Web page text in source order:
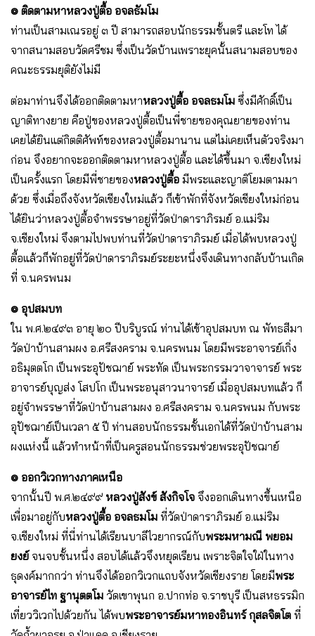
๏ ติดตามหาหลวงปู่ตื้อ อจลธัมโม
ท่านเป็นสามเณรอยู่ ๓ ปี สามารถสอบนักธรรมชั้นตรี และโท ได้
จากสนามสอบวัดศรีชม ซึ่งเป็นวัดบ้านเพราะยุคนั้นสนามสอบของ
คณะธรรมยุติยังไม่มี
ต่อมาท่านจึงได้ออกติดตามหาหลวงปู่ตื้อ อจลธมโม ซึ่งมีศักดิ์เป็น
ญาติทางยาย คือปู่ของหลวงปู่ตื้อเป็นพี่ชายของคุณยายของท่าน
เคยได้ยินแต่กิตติศัพท์ของหลวงปู่ตื้อมานาน แต่ไม่เคยเห็นตัวจริงมา
ก่อน จึงอยากจะออกติดตามหาหลวงปู่ตื้อ และได้ขึ้นมา จ.เชียงใหม่
เป็นครั้งแรก โดยมีพี่ชายของหลวงปู่ตื้อ มีพระและญาติโยมตามมา
ด้วย ซึ่งเมื่อถึงจังหวัดเชียงใหม่แล้ว ก็เข้าพักที่จังหวัดเชียงใหม่ก่อน
ได้ยินว่าหลวงปู่ตื้อจำพรรษาอยู่ที่วัดป่าดาราภิรมย์ อ.แม่ริม
จ.เชียงใหม่ จึงตามไปพบท่านที่วัดป่าดาราภิรมย์ เมื่อได้พบหลวงปู่
ตื้อแล้วก็พักอยู่ที่วัดป่าดาราภิรมย์ระยะหนึ่งจึงเดินทางกลับบ้านเกิด
ที่ จ.นครพนม
๏ อุปสมบท
ใน พ.ศ.๒๔๙๓ อายุ ๒๐ ปีบริบูรณ์ ท่านได้เข้าอุปสมบท ณ พัทธสีมา
วัดป่าบ้านสามผง อ.ศรีสงคราม จ.นครพนม โดยมีพระอาจารย์เกิ่ง
อธิมุตตโก เป็นพระอุปัชฌาย์ พระทัด เป็นพระกรรมวาจาจารย์ พระ
อาจารย์บุญส่ง โสปโก เป็นพระอนุสาวนาจารย์ เมื่ออุปสมบทแล้ว ก็
อยู่จำพรรษาที่วัดป่าบ้านสามผง อ.ศรีสงคราม จ.นครพนม กับพระ
อุปัชฌาย์เป็นเวลา ๕ ปี ท่านสอบนักธรรมชั้นเอกได้ที่วัดป่าบ้านสาม
ผงแห่งนี้ แล้วทำหน้าที่เป็นครูสอนนักธรรมช่วยพระอุปัชฌาย์
๏ ออกวิเวกทางภาคเหนือ
จากนั้นปี พ.ศ.๒๔๙๙ หลวงปู่สังข์ สังกิจโจ จึงออกเดินทางขึ้นเหนือ
เพื่อมาอยู่กับหลวงปู่ตื้อ อจลธมโม ที่วัดป่าดาราภิรมย์ อ.แม่ริม
จ.เชียงใหม่ ที่นี่ท่านได้เรียนบาลีไวยากรณ์กับพระมหามณี พยอม
ยงย์จนจบชั้นหนึ่ง สอบได้แล้วจึงหยุดเรียน เพราะจิตใจใฝ่ในทาง
ธุดงค์มากกว่า ท่านจึงได้ออกวิเวกแถบจังหวัดเชียงราย โดยมีพระ
อาจารย์ไท ฐานุตตโม วัดเขาพุนก อ.ปากท่อ จ.ราชบุรี เป็นสหธรรมิก
เที่ยววิเวกไปด้วยกัน ได้พบพระอาจารย์มหาทองอินทร์ กุสลจิตโต ที่